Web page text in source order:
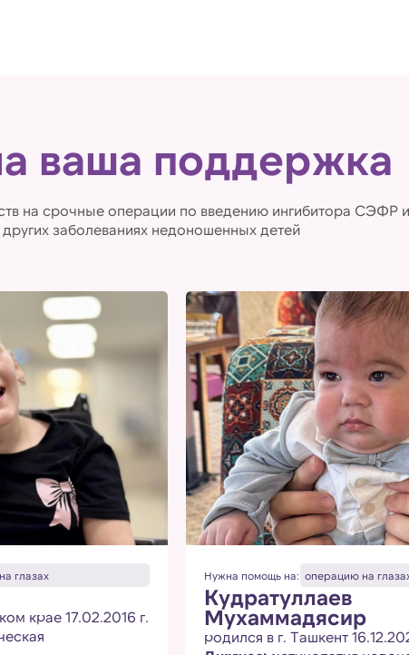
ваша поддержка
на срочные операции по введению ингибитора СЭФР и
заболеваниях недоношенных детей
глазах
крае 17.02.2016 г.
Нужна помощь на: операцию на
Кудратуллаев
Мухаммадясир
родился в г. Ташкент